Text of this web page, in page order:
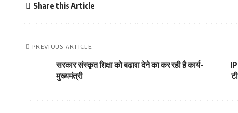
Share this Article
PREVIOUS ARTICLE
सरकार संस्कृत शिक्षा को बढ़ावा देने का कर रही है कार्य-
मुख्यमंत्री